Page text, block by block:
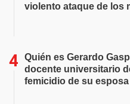
violento ataque de los
Quién es Gerardo
docente universitario
femicidio de su esposa